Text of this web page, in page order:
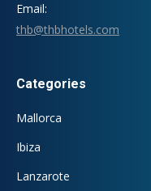
Email:
thb@thbhotels.com
Categories
Mallorca
Ibiza
Lanzarote